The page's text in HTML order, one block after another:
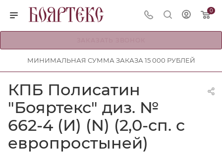
0
МИНИМАЛЬНАЯ СУММА ЗАКАЗА 15 000 РУБЛЕЙ
КПБ Полисатин
"Бояртекс" диз. №
662-4 (И) (N) (2,0-сп. с
европростыней)